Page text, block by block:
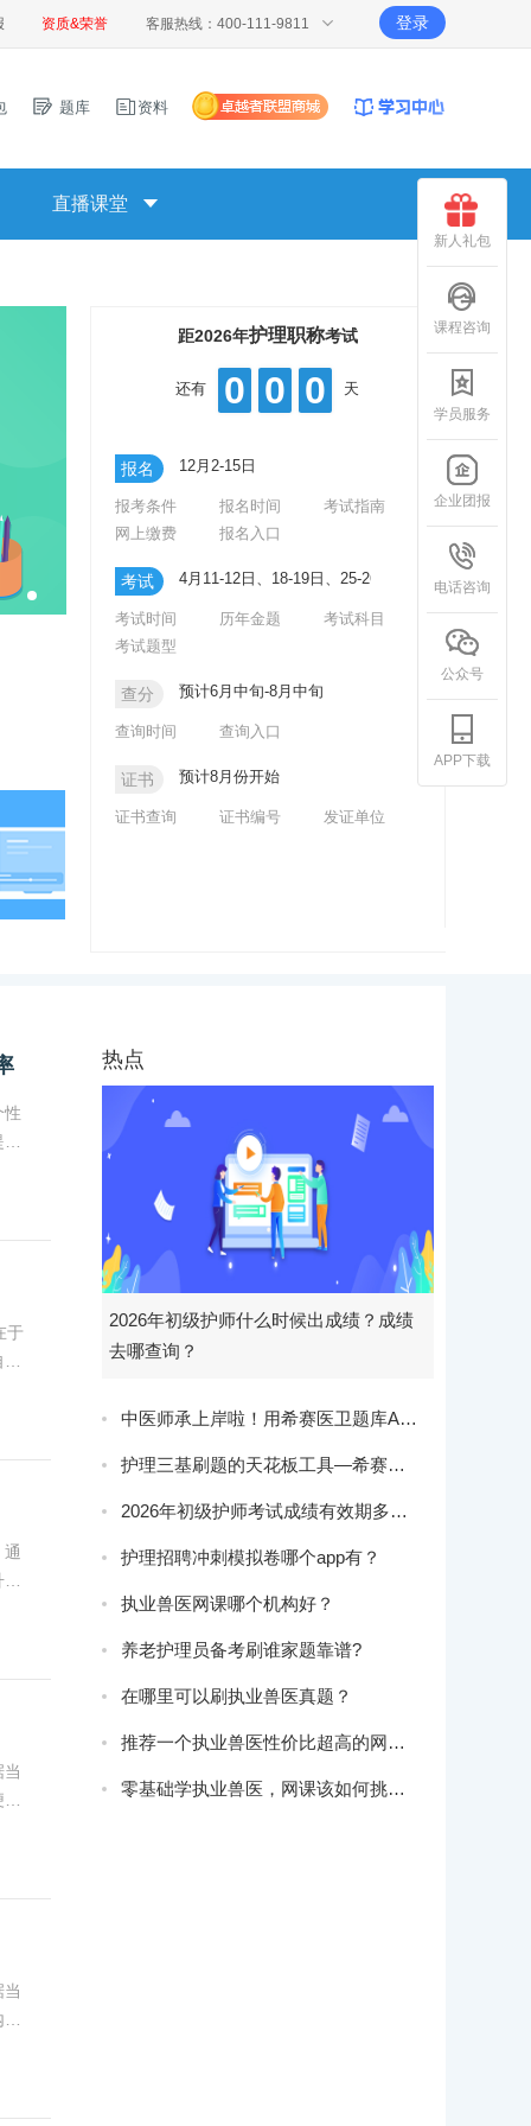
资质&荣誉 客服热线：400-111-9811 登录
题库 资料
直播课堂
距2026年护理职称考试
还有 0 0 0 天
报名 12月2-15日
报考条件 报名时间
考试指南
网上缴费
报名入口
考试 4月11-12日、18-19日、25-26日
考试时间 历年金题
考试科目
考试题型
查分 预计6月中旬-8月中旬
查询时间 查询入口
证书 预计8月份开始
证书查询 证书编号 发证单位
性
于
热点
2026年初级护师什么时候出成绩？成绩
去哪查询？
中医师承上岸啦！用希赛医卫题库APP刷题不上岸都难！
护理三基刷题的天花板工具—希赛医卫题库APP！
2026年初级护师考试成绩有效期多久？合格线是多少？
护理招聘冲刺模拟卷哪个app有？
执业兽医网课哪个机构好？
养老护理员备考刷谁家题靠谱?
在哪里可以刷执业兽医真题？
推荐一个执业兽医性价比超高的网课：希赛医卫题库网课！
零基础学执业兽医，网课该如何挑选？
新人礼包
课程咨询
学员服务
企业团报
电话咨询
公众号
APP下载